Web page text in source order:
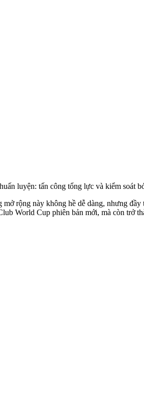
luyện: tấn công tổng lực và kiểm soát
rộng này không hề dễ dàng, nhưng
World Cup phiên bản mới, mà còn trở